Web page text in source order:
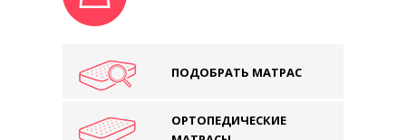
ПОДОБРАТЬ МАТРАС
ОРТОПЕДИЧЕСКИЕ